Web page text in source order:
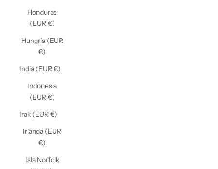
Honduras
(EUR €)
Hungría (EUR
€)
India (EUR €)
Indonesia
(EUR €)
Irak (EUR €)
Irlanda (EUR
€)
Isla Norfolk